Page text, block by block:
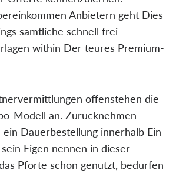
Anbietern geht Dies
samtliche schnell frei
within Der teures Premium-
offenstehen die
Modell an. Zurucknehmen
Dauerbestellung innerhalb Ein
Eigen nennen in dieser
Pforte schon genutzt, bedurfen